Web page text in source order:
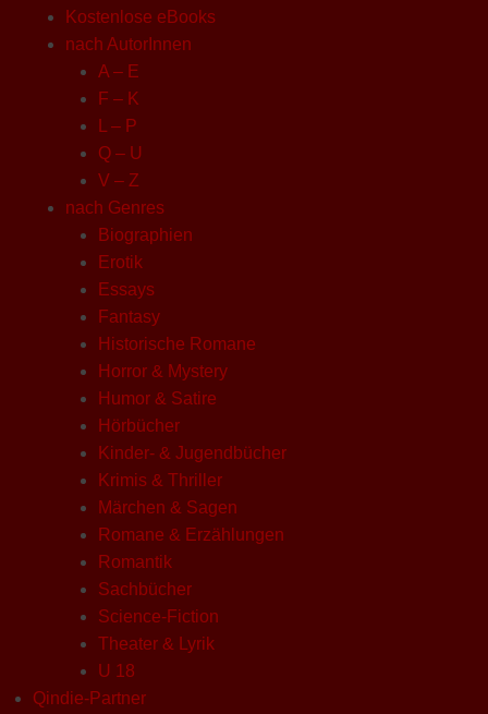
Kostenlose eBooks
nach AutorInnen
A – E
F – K
L – P
Q – U
V – Z
nach Genres
Biographien
Erotik
Essays
Fantasy
Historische Romane
Horror & Mystery
Humor & Satire
Hörbücher
Kinder- & Jugendbücher
Krimis & Thriller
Märchen & Sagen
Romane & Erzählungen
Romantik
Sachbücher
Science-Fiction
Theater & Lyrik
U 18
Qindie-Partner